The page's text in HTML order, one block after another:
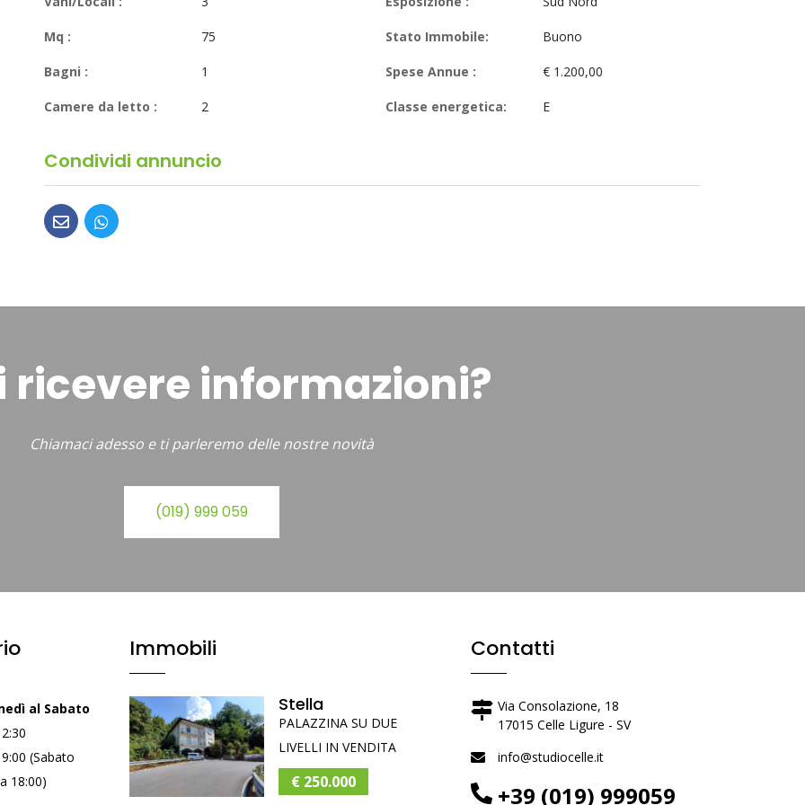
Mq : 75
Bagni : 1
Camere da letto : 2
Stato Immobile: Buono
Spese Annue : € 1.200,00
Classe energetica: E
Condividi annuncio
ricevere informazioni?
Chiamaci adesso e ti parleremo delle nostre novità
(019) 999 059
al Sabato
(Sabato
18:00)
Immobili
Stella
PALAZZINA SU DUE
LIVELLI IN VENDITA
€ 250.000
Contatti
Via Consolazione, 18
17015 Celle Ligure - SV
info@studiocelle.it
+39 (019) 999059